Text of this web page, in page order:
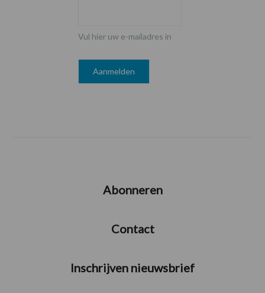
Vul hier uw e-mailadres in
Abonneren
Contact
Inschrijven nieuwsbrief